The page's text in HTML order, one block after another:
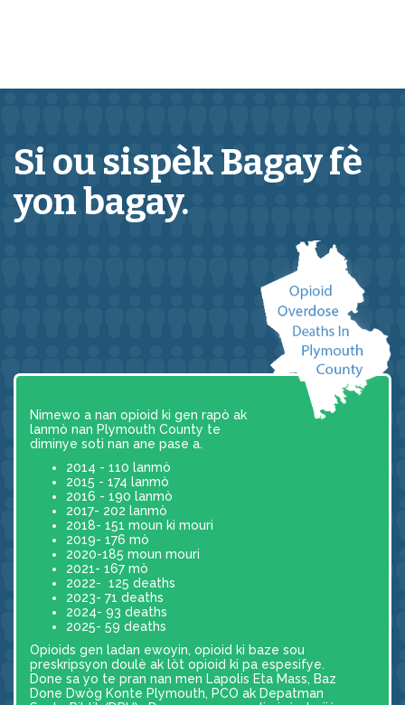
Si ou sispèkBagayfè
yon bagay.
Nimewo a nan opioid ki gen rapò ak
lanmò nan Plymouth County te
diminye soti nan ane pase a.
2014 - 110 lanmò
2015 - 174 lanmò
2016 - 190 lanmò
2017- 202 lanmò
2018- 151 moun ki mouri
2019- 176 mò
2020-185 moun mouri
2021- 167 mò
2022- 125 deaths
2023- 71 deaths
2024- 93 deaths
2025- 59 deaths
Opioids gen ladan ewoyin, opioid ki baze sou
preskripsyon doulè ak lòt opioid ki pa espesifye.
Done sa yo te pran nan men Lapolis Eta Mass, Baz
Done Dwòg Konte Plymouth, PCO ak Depatman